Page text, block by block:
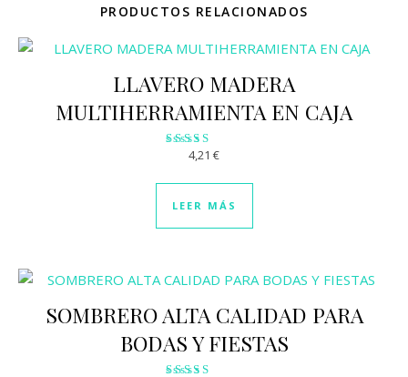
PRODUCTOS RELACIONADOS
LLAVERO MADERA
MULTIHERRAMIENTA EN CAJA
Valorado con
de 5
4,21 €
LEER MÁS
SOMBRERO ALTA CALIDAD PARA
BODAS Y FIESTAS